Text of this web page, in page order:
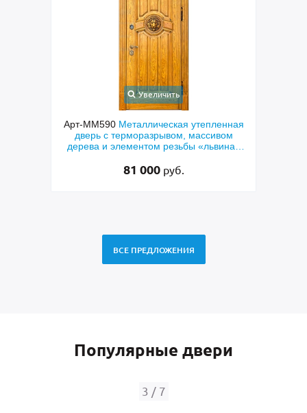
Увеличить
Арт-ММ590 Металлическая утепленная
дверь с терморазрывом, массивом
дерева и элементом резьбы «львиная
81 000 руб.
ВСЕ ПРЕДЛОЖЕНИЯ
Популярные двери
3 / 7